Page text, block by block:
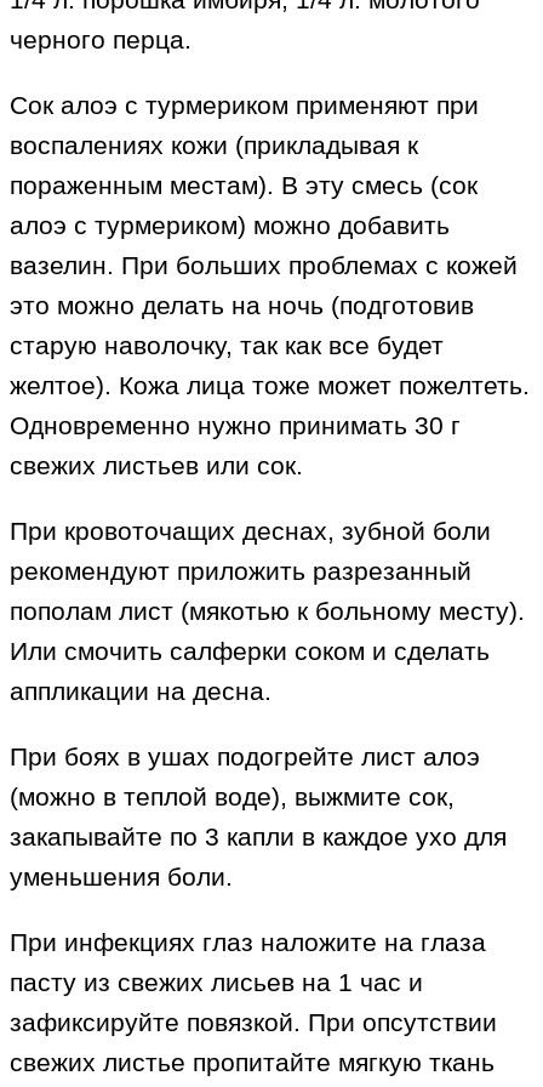
черного перца.
Сок алоэ с турмериком применяют при
воспалениях кожи (прикладывая к
пораженным местам). В эту смесь (сок
алоэ с турмериком) можно добавить
вазелин. При больших проблемах с кожей
это можно делать на ночь (подготовив
старую наволочку, так как все будет
желтое). Кожа лица тоже может пожелтеть.
Одновременно нужно принимать 30 г
свежих листьев или сок.
При кровоточащих деснах, зубной боли
рекомендуют приложить разрезанный
пополам лист (мякотью к больному месту).
Или смочить салферки соком и сделать
аппликации на десна.
При боях в ушах подогрейте лист алоэ
(можно в теплой воде), выжмите сок,
закапывайте по 3 капли в каждое ухо для
уменьшения боли.
При инфекциях глаз наложите на глаза
пасту из свежих лисьев на 1 час и
зафиксируйте повязкой. При опсутствии
свежих листье пропитайте мягкую ткань